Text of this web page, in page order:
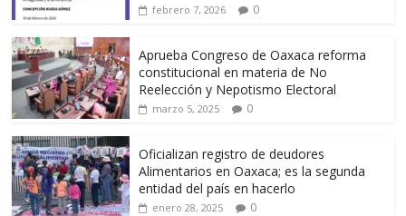
febrero 7, 2026 0
Aprueba Congreso de Oaxaca reforma
constitucional en materia de No
Reelección y Nepotismo Electoral
marzo 5, 2025 0
Oficializan registro de deudores
Alimentarios en Oaxaca; es la segunda
entidad del país en hacerlo
enero 28, 2025 0